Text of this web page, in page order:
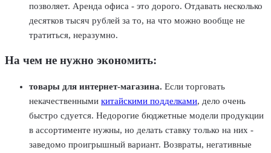
позволяет. Аренда офиса - это дорого. Отдавать несколько
десятков тысяч рублей за то, на что можно вообще не
тратиться, неразумно.
На чем не нужно экономить:
товары для интернет-магазина. Если торговать
некачественными китайскими подделками, дело очень
быстро сдуется. Недорогие бюджетные модели продукции
в ассортименте нужны, но делать ставку только на них -
заведомо проигрышный вариант. Возвраты, негативные